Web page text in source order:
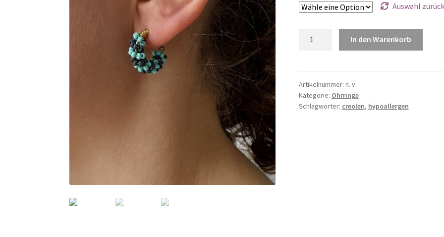
Auswahl
In den Warenkorb
Artikelnummer: n. v.
Kategorie: Ohrringe
Schlagwörter: creolen, hypoallergen